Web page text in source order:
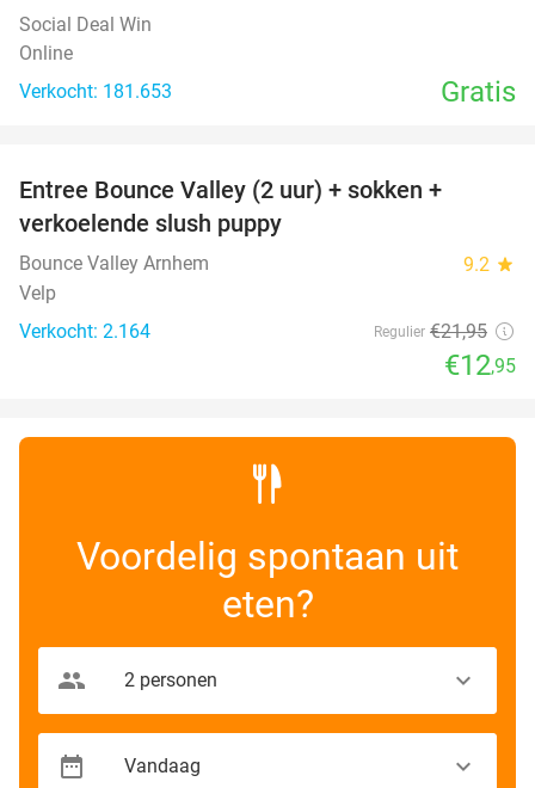
Social Deal Win
Online
Verkocht: 181.653
Gratis
Entree Bounce Valley (2 uur) + sokken +
verkoelende slush puppy
Bounce Valley Arnhem 9.2 star
Velp
Verkocht: 2.164
Regulier €21,95
€12,95
Voordelig spontaan uit
eten?